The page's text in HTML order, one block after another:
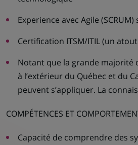
Experience avec Agile
Certification ITSM/ITIL (un
Notant que la grande majorité
à l’extérieur du Québec et du
peuvent s’appliquer. La
COMPÉTENCES ET
Capacité de comprendre des